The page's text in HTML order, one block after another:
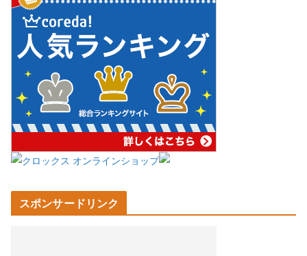
スポンサードリンク